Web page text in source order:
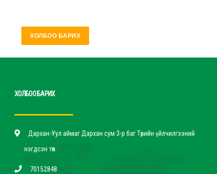
ХОЛБОО БАРИХ
ХОЛБОО БАРИХ
Дархан-Уул аймаг Дархан сум 3-р баг Төрийн үйлчилгээний
нэгдсэн төв.
70152848